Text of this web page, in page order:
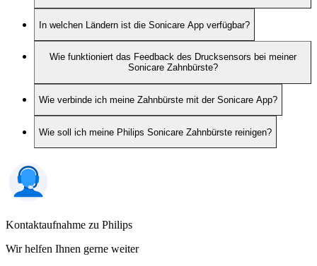
In welchen Ländern ist die Sonicare App verfügbar?
Wie funktioniert das Feedback des Drucksensors bei meiner
Sonicare Zahnbürste?
Wie verbinde ich meine Zahnbürste mit der Sonicare App?
Wie soll ich meine Philips Sonicare Zahnbürste reinigen?
Kontaktaufnahme zu Philips
Wir helfen Ihnen gerne weiter